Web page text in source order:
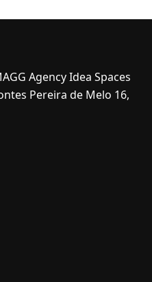
Agency Idea Spaces
Pereira de Melo 16,